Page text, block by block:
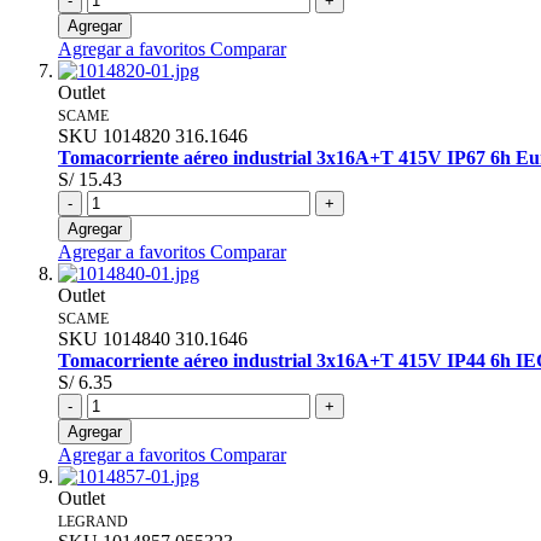
Agregar
Agregar a favoritos Comparar
Outlet
SCAME
SKU 1014820 316.1646
Tomacorriente aéreo industrial 3x16A+T 415V IP67 6h
S/ 15.43
-
+
Agregar
Agregar a favoritos Comparar
Outlet
SCAME
SKU 1014840 310.1646
Tomacorriente aéreo industrial 3x16A+T 415V IP44 6h
S/ 6.35
-
+
Agregar
Agregar a favoritos Comparar
Outlet
LEGRAND